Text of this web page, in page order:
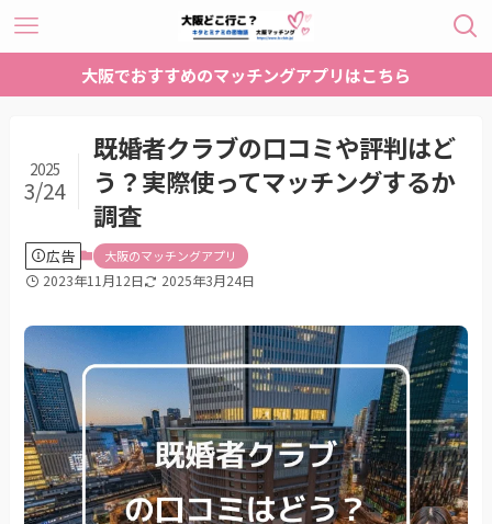
大阪でおすすめのマッチングアプリはこちら
既婚者クラブの口コミや評判はど
う？実際使ってマッチングするか
調査
2025
3/24
広告 大阪のマッチングアプリ
2023年11月12日 2025年3月24日